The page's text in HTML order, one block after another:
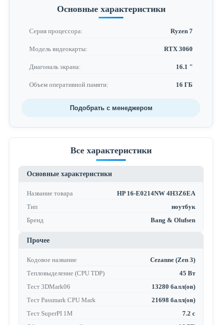
Основные характеристики
Серия процессора: Ryzen 7
Модель видеокарты: RTX 3060
Диагональ экрана: 16.1 "
Объем оперативной памяти: 16 ГБ
Подобрать с менеджером
Все характеристики
Основные характеристики
Название товара
HP 16-E0214NW 4H3Z6EA
Тип
ноутбук
Бренд
Bang & Olufsen
Прочее
Кодовое название
Cezanne (Zen 3)
Тепловыделение (CPU TDP)
45 Вт
Тест 3DMark06
13280 балл(ов)
Тест Passmark CPU Mark
21698 балл(ов)
Тест SuperPI 1M
7.2 с